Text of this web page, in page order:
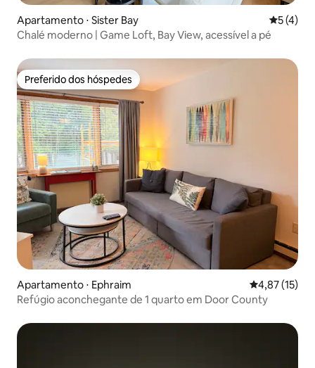
Apartamento ⋅ Sister Bay 5 de
5 (4)
Chalé moderno | Game Loft, Bay View, acessível a pé
Preferido dos hóspedes
Preferido dos hóspedes
Apartamento ⋅ Ephraim 4,87 de uma
4,87 (15)
Refúgio aconchegante de 1 quarto em Door County